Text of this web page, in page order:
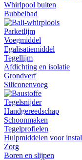
Whirlpool buiten
Bubbelbad
Parketlijm
Voegmiddel
Egalisatiemiddel
Tegellijm
Afdichting en isolatie
Grondverf
Siliconenvoeg
Tegelsnijder
Handgereedschap
Schoonmaken
Tegelprofielen
Hulpmiddelen voor
Zorg
Boren en slijpen